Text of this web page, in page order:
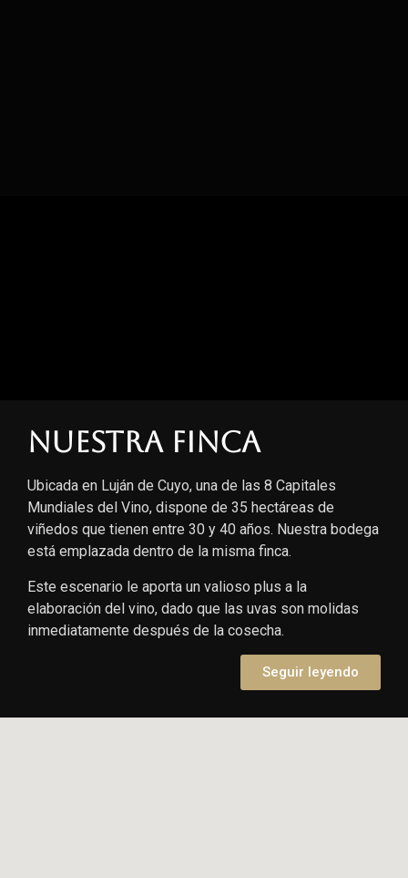
Nuestra finca
Ubicada en Luján de Cuyo, una de las 8 Capitales
Mundiales del Vino, dispone de 35 hectáreas de
viñedos que tienen entre 30 y 40 años. Nuestra bodega
está emplazada dentro de la misma finca.
Este escenario le aporta un valioso plus a la
elaboración del vino, dado que las uvas son molidas
inmediatamente después de la cosecha.
Seguir leyendo